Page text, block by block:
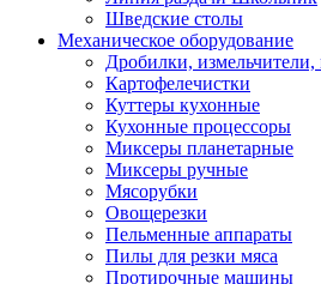
Шведские столы
Механическое оборудование
Дробилки,
Картофелечистки
Куттеры кухонные
Кухонные процессоры
Миксеры планетарные
Миксеры ручные
Мясорубки
Овощерезки
Пельменные аппараты
Пилы для резки мяса
Протирочные машины